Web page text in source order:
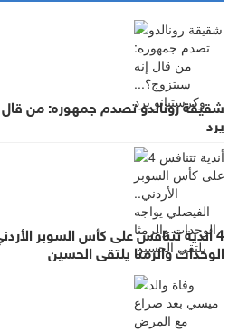
شقيقة رونالدو تصدم جمهوره: من قال
يرد
4 أندية تتنافس على كأس السوبر
الوحدات والرمثا يلتقي الحسين